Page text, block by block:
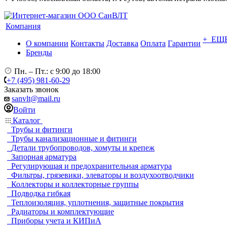
Компания
О компании
Бренды
Контакты Доставка Оплата Гарантии +
Пн. – Пт.: с 9:00 до 18:00
+7 (495) 981-60-29
Заказать звонок
sanvlt@mail.ru
Войти
Каталог
Трубы и фитинги
Трубы канализационные и фитинги
Детали трубопроводов, хомуты и крепеж
Запорная арматура
Регулирующая и предохранительная арматура
Фильтры, грязевики, элеваторы и воздухоотводчики
Коллекторы и коллекторные группы
Подводка гибкая
Теплоизоляция, уплотнения, защитные покрытия
Радиаторы и комплектующие
Приборы учета и КИПиА